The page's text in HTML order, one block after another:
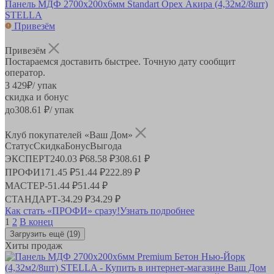
Панель МДФ 2700х200х6мм Standart Орех Акира (4,32м2/8шт)
STELLA
Привезём
Привезём
Постараемся доставить быстрее. Точную дату сообщит
оператор.
3 429₽/ упак
скидка и бонус
до308.61 ₽/ упак
Клуб покупателей «Ваш Дом»
СтатусСкидкаБонусВыгода
ЭКСПЕРТ240.03 ₽68.58 ₽308.61 ₽
ПРОФИ171.45 ₽51.44 ₽222.89 ₽
МАСТЕР-51.44 ₽51.44 ₽
СТАНДАРТ-34.29 ₽34.29 ₽
Как стать «ПРОФИ» сразу!Узнать подробнее
1 2 В конец
Загрузить ещё (19)
Хиты продаж